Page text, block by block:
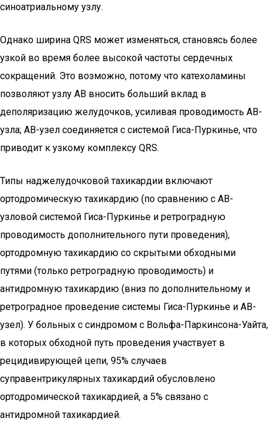
синоатриальному узлу.
Однако ширина QRS может изменяться, становясь более
узкой во время более высокой частоты сердечных
сокращений. Это возможно, потому что катехоламины
позволяют узлу АВ вносить больший вклад в
деполяризацию желудочков, усиливая проводимость АВ-
узла; АВ-узел соединяется с системой Гиса-Пуркинье, что
приводит к узкому комплексу QRS.
Типы наджелудочковой тахикардии включают
ортодромическую тахикардию (по сравнению с АВ-
узловой системой Гиса-Пуркинье и ретроградную
проводимость дополнительного пути проведения),
ортодромную тахикардию со скрытыми обходными
путями (только ретроградную проводимость) и
антидромную тахикардию (вниз по дополнительному и
ретроградное проведение системы Гиса-Пуркинье и АВ-
узел). У больных с синдромом с Вольфа-Паркинсона-Уайта,
в которых обходной путь проведения участвует в
рецидивирующей цепи, 95% случаев
суправентрикулярных тахикардий обусловлено
ортодромической тахикардией, а 5% связано с
антидромной тахикардией.